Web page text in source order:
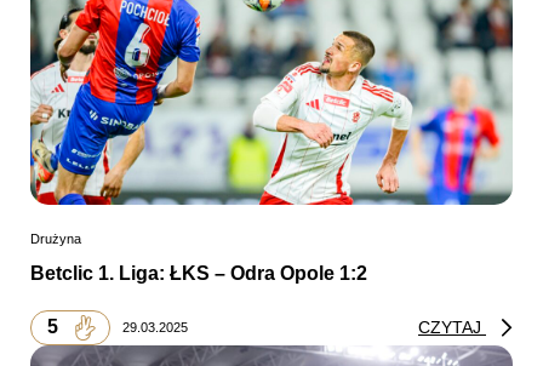
Drużyna
Betclic 1. Liga: ŁKS – Odra Opole 1:2
5 29.03.2025 CZYTAJ